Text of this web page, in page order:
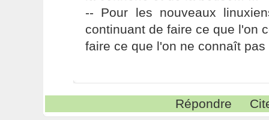
-- Pour les nouveaux
continuant de faire ce que l'on
faire ce que l'on ne connaît pas
Répondre